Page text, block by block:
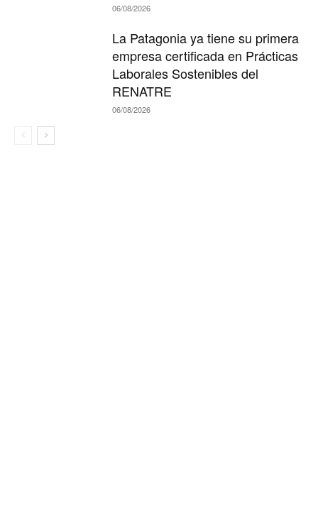
06/08/2026
La Patagonia ya tiene su primera
empresa certificada en Prácticas
Laborales Sostenibles del
RENATRE
06/08/2026